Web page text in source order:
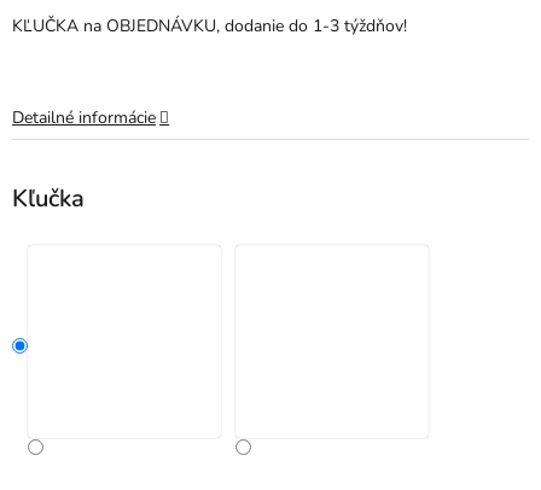
Kľučka
KĽUČKA na OBJEDNÁVKU, dodanie do 1-3 týždňov!
Detailné informácie